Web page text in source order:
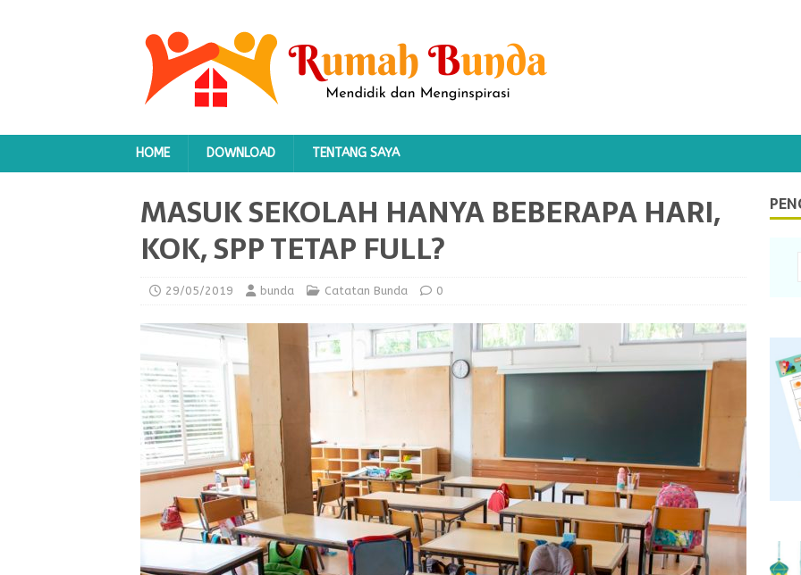
HOME DOWNLOAD TENTANG SAYA
MASUK SEKOLAH HANYA BEBERAPA HARI,
KOK, SPP TETAP FULL?
29/05/2019 bunda Catatan Bunda 0